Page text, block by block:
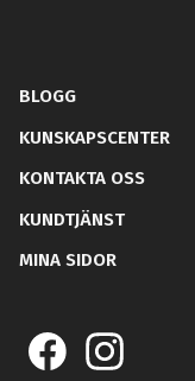
BLOGG
KUNSKAPSCENTER
KONTAKTA OSS
KUNDTJÄNST
MINA SIDOR